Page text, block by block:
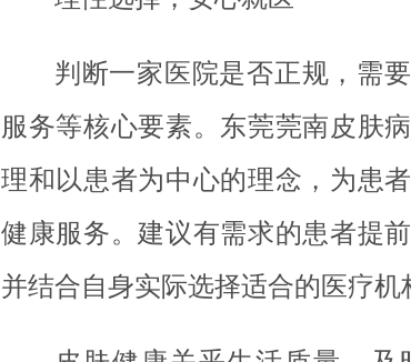
判断一家医院是否正规，需
服务等核心要素。东莞莞南皮肤
理和以患者为中心的理念，为患
健康服务。建议有需求的患者提
并结合自身实际选择适合的医疗机